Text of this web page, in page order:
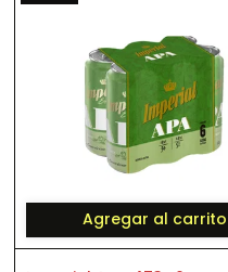
Agregar al carrito